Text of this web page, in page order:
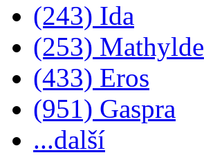
(243) Ida
(253) Mathylde
(433) Eros
(951) Gaspra
...další